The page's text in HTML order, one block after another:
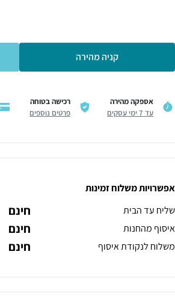
קניה מהירה
אספקה מהירה
עד 7 ימי עסקים
רכישה בטוחה
פרטים נוספים
אפשרויות משלוח זמינות
שליח עד הבית
חינם
איסוף מהחנות חינם
משלוח לנקודת איסוף חינם